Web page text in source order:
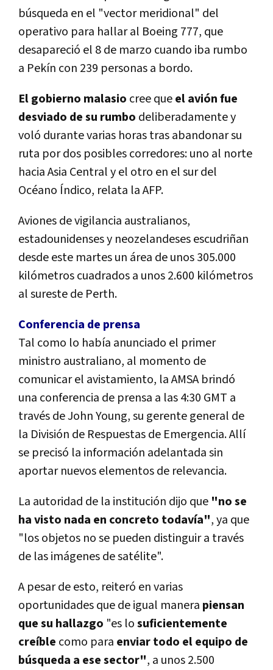
búsqueda en el "vector meridional" del
operativo para hallar al Boeing 777, que
desapareció el 8 de marzo cuando iba rumbo
a Pekín con 239 personas a bordo.
El gobierno malasio cree queel avión fue
desviado de su rumbo deliberadamente y
voló durante varias horas tras abandonar su
ruta por dos posibles corredores: uno al norte
hacia Asia Central y el otro en el sur del
Océano Índico, relata la AFP.
Aviones de vigilancia australianos,
estadounidenses y neozelandeses escudriñan
desde este martes un área de unos 305.000
kilómetros cuadrados a unos 2.600 kilómetros
al sureste de Perth.
Conferencia de prensa
Tal como lo había anunciado el primer
ministro australiano, al momento de
comunicar el avistamiento, la AMSA brindó
una conferencia de prensa a las 4:30 GMT a
través de John Young, su gerente general de
la División de Respuestas de Emergencia. Allí
se precisó la información adelantada sin
aportar nuevos elementos de relevancia.
La autoridad de la institución dijo que "no se
ha visto nada en concreto todavía", ya que
"los objetos no se pueden distinguir a través
de las imágenes de satélite".
A pesar de esto, reiteró en varias
oportunidades que de igual manera piensan
que su hallazgo "es losuficientemente
creíble como para enviar todo el equipo de
búsqueda a ese sector", a unos 2.500